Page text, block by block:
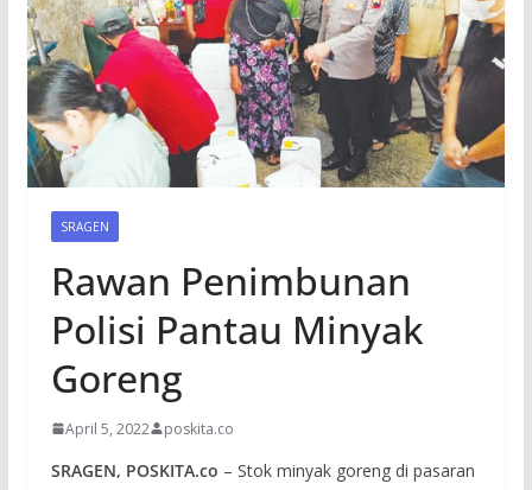
SRAGEN
Rawan Penimbunan
Polisi Pantau Minyak
Goreng
April 5, 2022 poskita.co
SRAGEN, POSKITA.co – Stok minyak goreng di pasaran